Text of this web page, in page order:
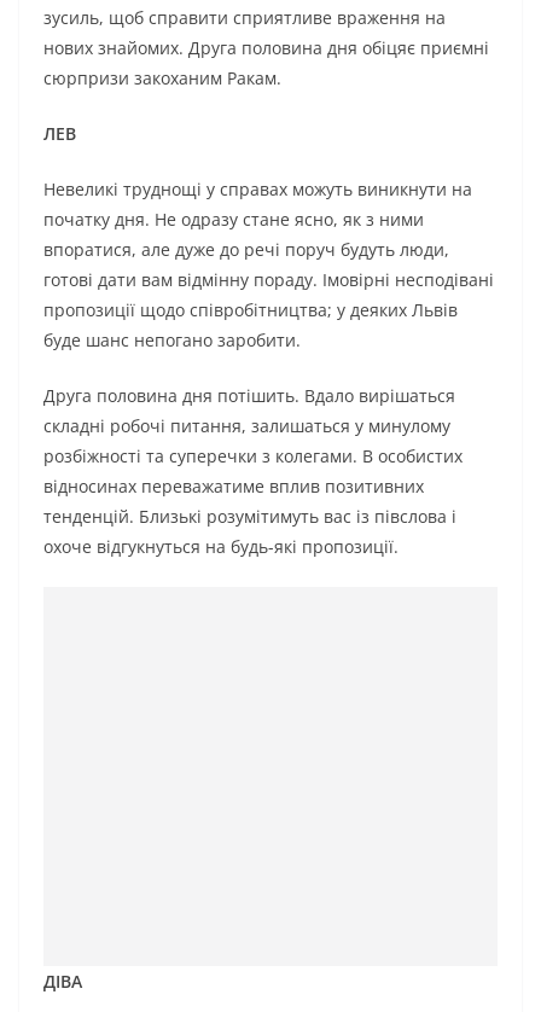
зусиль, щоб справити сприятливе враження на
нових знайомих. Друга половина дня обіцяє приємні
сюрпризи закоханим Ракам.
ЛЕВ
Невеликі труднощі у справах можуть виникнути на
початку дня. Не одразу стане ясно, як з ними
впоратися, але дуже до речі поруч будуть люди,
готові дати вам відмінну пораду. Імовірні несподівані
пропозиції щодо співробітництва; у деяких Львів
буде шанс непогано заробити.
Друга половина дня потішить. Вдало вирішаться
складні робочі питання, залишаться у минулому
розбіжності та суперечки з колегами. В особистих
відносинах переважатиме вплив позитивних
тенденцій. Близькі розумітимуть вас із півслова і
охоче відгукнуться на будь-які пропозиції.
ДІВА